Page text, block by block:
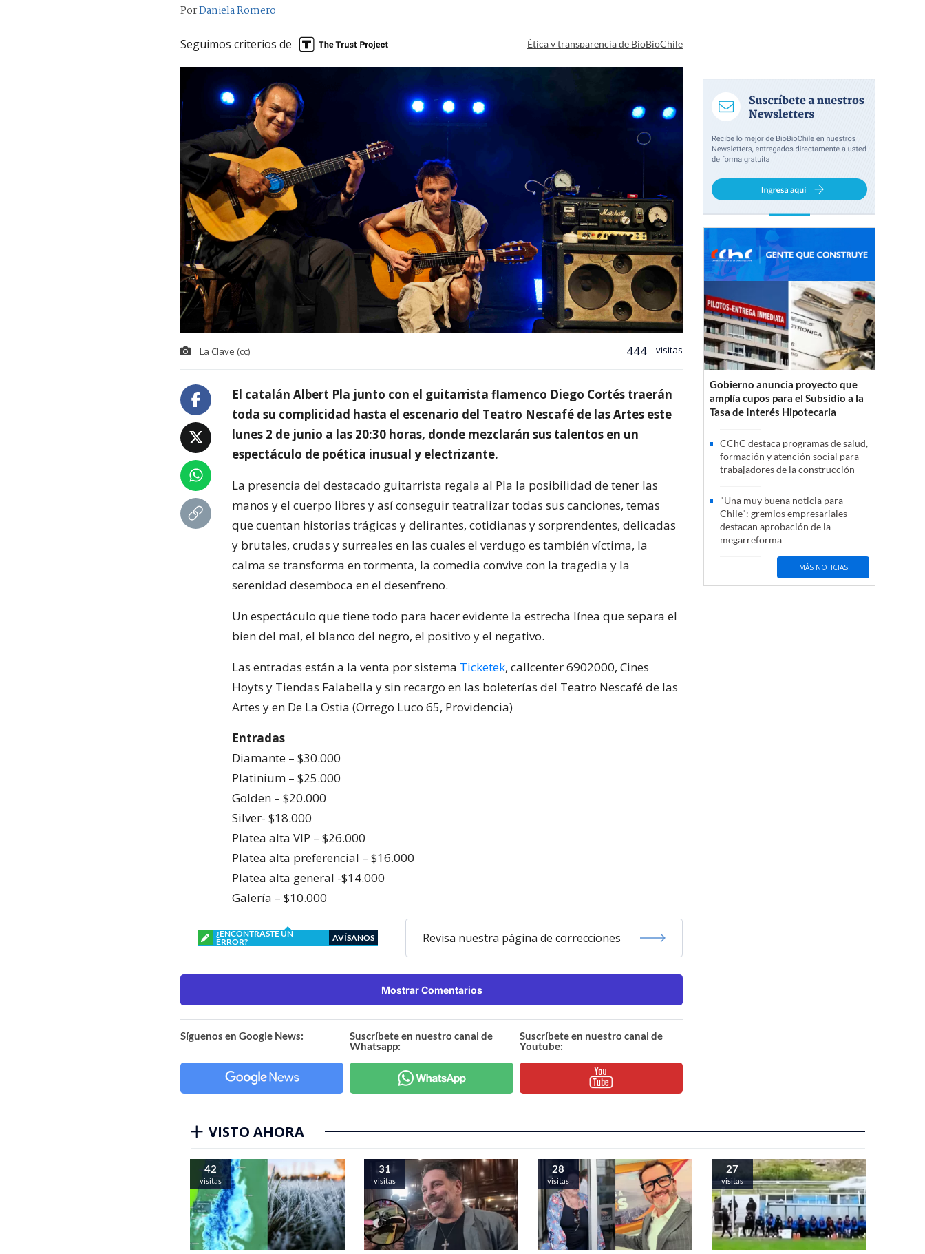
PorDaniela Romero
Seguimos criterios de Ética y transparencia de BioBioChile
La Clave (cc) 444 visitas
El catalán Albert Pla junto con el guitarrista flamenco Diego Cortés traerán
toda su complicidad hasta el escenario del Teatro Nescafé de las Artes este
lunes 2 de junio a las 20:30 horas, donde mezclarán sus talentos en un
espectáculo de poética inusual y electrizante.
La presencia del destacado guitarrista regala al Pla la posibilidad de tener las
manos y el cuerpo libres y así conseguir teatralizar todas sus canciones, temas
que cuentan historias trágicas y delirantes, cotidianas y sorprendentes, delicadas
y brutales, crudas y surreales en las cuales el verdugo es también víctima, la
calma se transforma en tormenta, la comedia convive con la tragedia y la
serenidad desemboca en el desenfreno.
Un espectáculo que tiene todo para hacer evidente la estrecha línea que separa el
bien del mal, el blanco del negro, el positivo y el negativo.
Las entradas están a la venta por sistema Ticketek, callcenter 6902000, Cines
Hoyts y Tiendas Falabella y sin recargo en las boleterías del Teatro Nescafé de las
Artes y en De La Ostia (Orrego Luco 65, Providencia)
Entradas
Diamante – $30.000
Platinium – $25.000
Golden – $20.000
Silver- $18.000
Platea alta VIP – $26.000
Platea alta preferencial – $16.000
Platea alta general -$14.000
Galería – $10.000
¿ENCONTRASTE UN
ERROR?
AVÍSANOS Revisa nuestra página de correcciones
Mostrar Comentarios
Síguenos en Google News:
Suscríbete en nuestro canal de
Whatsapp:
Suscríbete en nuestro canal de
Youtube:
Gobierno anuncia proyecto que
amplía cupos para el Subsidio a la
Tasa de Interés Hipotecaria
CChC destaca programas de salud,
formación y atención social para
trabajadores de la construcción
"Una muy buena noticia para
Chile": gremios empresariales
destacan aprobación de la
megarreforma
MÁS NOTICIAS
VISTO AHORA
42
visitas
31
visitas
28
visitas
27
visitas